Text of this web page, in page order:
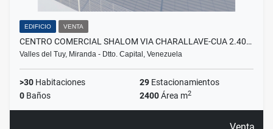
EDIFICIO VENTA
CENTRO COMERCIAL SHALOM VIA CHARALLAVE-CUA 2.40…
Valles del Tuy, Miranda - Dtto. Capital, Venezuela
>30 Habitaciones 29 Estacionamientos
0 Baños 2400Área m2